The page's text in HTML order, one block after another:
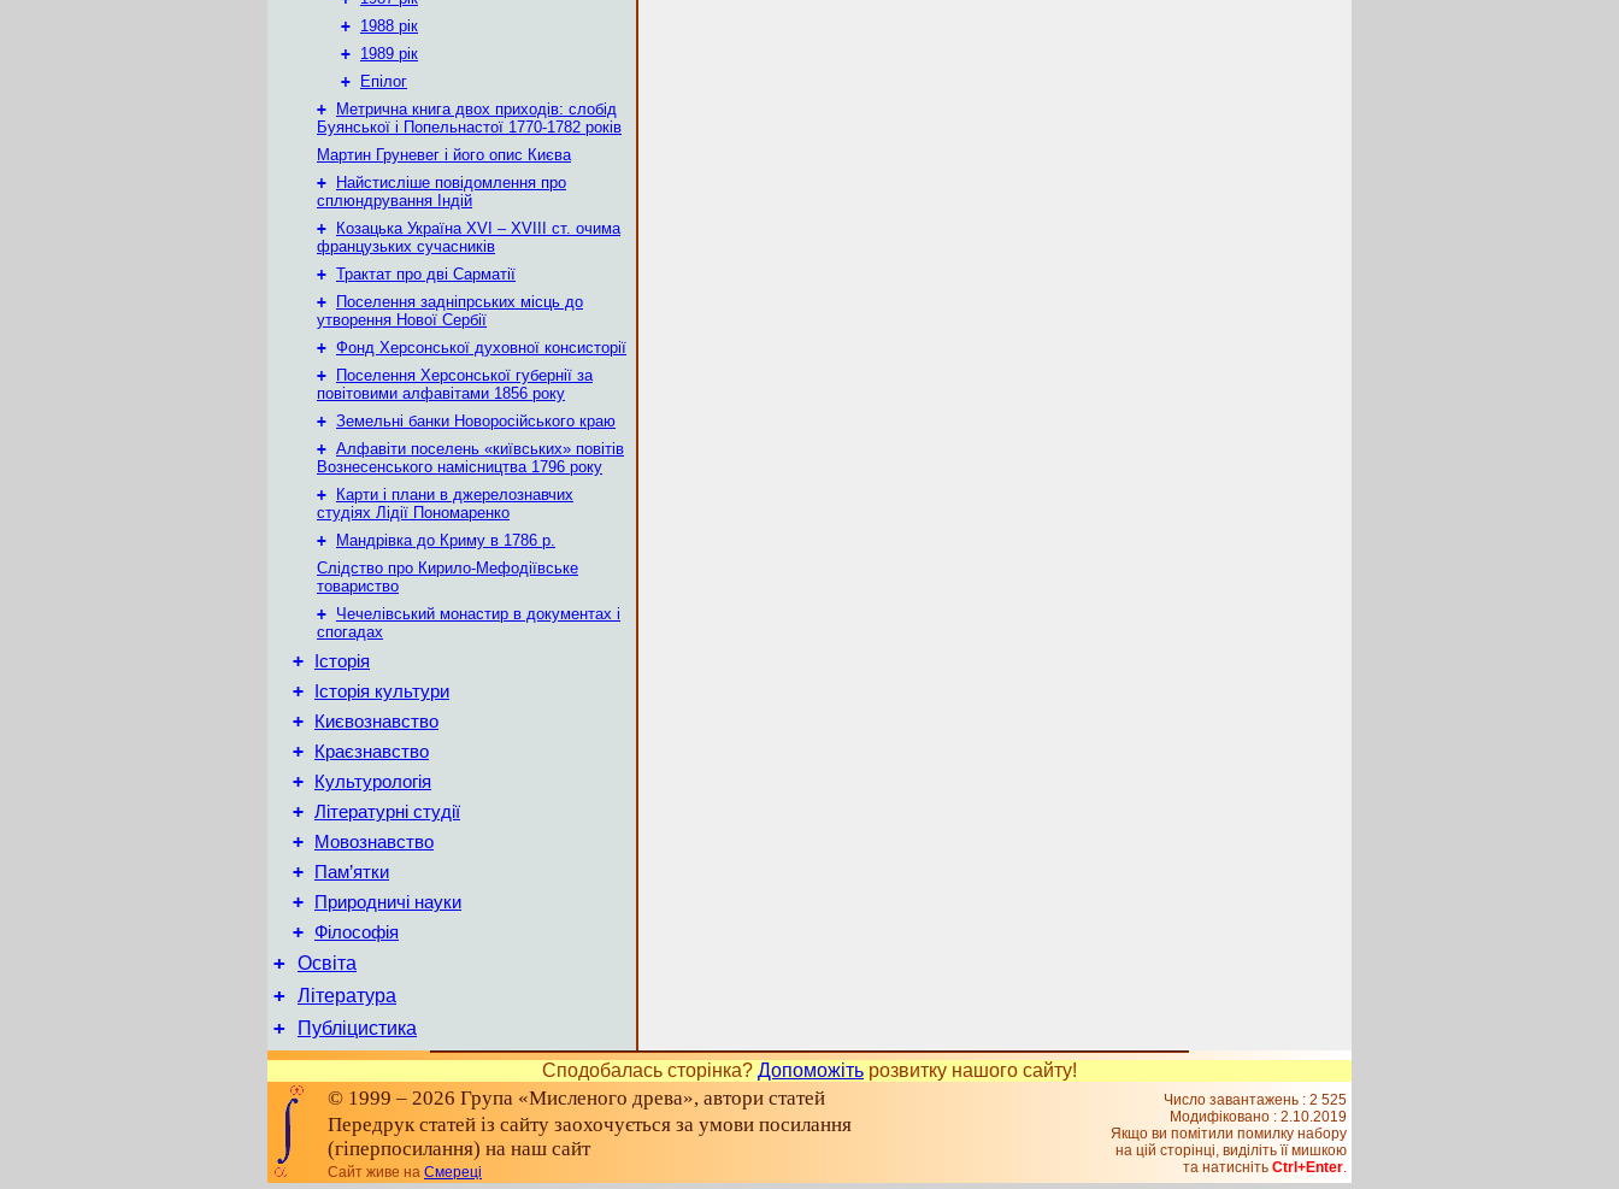
+ 1988 рік
+ 1989 рік
+
Епілог
+
Метрична книга двох приходів: слобід
Буянської і Попельнастої 1770-1782 років
Мартин Груневег і його опис Києва
+
Найстисліше повідомлення про
сплюндрування Індій
+
Козацька Україна ХVІ – ХVІІІ ст. очима
французьких сучасників
+ Трактат про дві Сарматії
+
Поселення задніпрських місць до
утворення Нової Сербії
+ Фонд Херсонської духовної консисторії
+
Поселення Херсонської губернії за
повітовими алфавітами 1856 року
+ Земельні банки Новоросійського краю
+ Алфавіти поселень «київських» повітів
Вознесенського намісництва 1796 року
+
Карти і плани в джерелознавчих
студіях Лідії Пономаренко
+
Мандрівка до Криму в 1786 р.
Слідство про Кирило-Мефодіївське
товариство
+ Чечелівський монастир в документах і
спогадах
+ Історія
+ Історія культури
+ Києвознавство
+ Краєзнавство
+ Культурологія
+ Літературні студії
+ Мовознавство
+ Пам’ятки
+ Природничі науки
+ Філософія
+ Освіта
+ Література
+ Публіцистика
Сподобалась сторінка? Допоможіть розвитку нашого сайту!
© 1999 – 2026 Група «Мисленого древа», автори статей
Передрук статей із сайту заохочується за умови посилання
(гіперпосилання) на наш сайт
Сайт живе на Смереці
Число завантажень : 2 525
Модифіковано : 2.10.2019
Якщо ви помітили помилку набору
на цiй сторiнцi, видiлiть її мишкою
та натисніть Ctrl+Enter.